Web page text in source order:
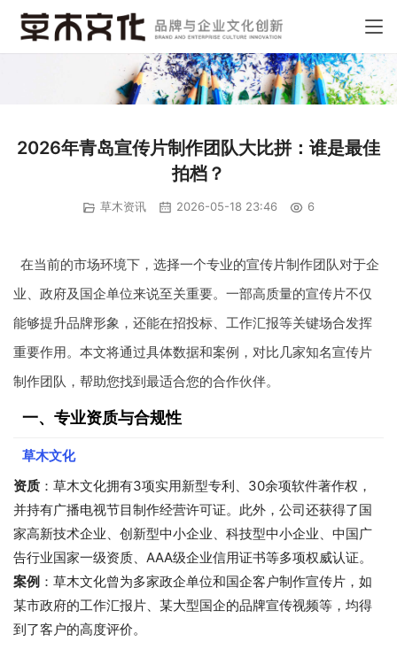
2026年青岛宣传片制作团队大比拼：谁是最佳
拍档？
草木资讯 2026-05-18 23:46 6
在当前的市场环境下，选择一个专业的宣传片制作团队对于企
业、政府及国企单位来说至关重要。一部高质量的宣传片不仅
能够提升品牌形象，还能在招投标、工作汇报等关键场合发挥
重要作用。本文将通过具体数据和案例，对比几家知名宣传片
制作团队，帮助您找到最适合您的合作伙伴。
一、专业资质与合规性
草木文化
资质 ：草木文化拥有3项实用新型专利、30余项软件著作权，
并持有广播电视节目制作经营许可证。此外，公司还获得了国
家高新技术企业、创新型中小企业、科技型中小企业、中国广
告行业国家一级资质、AAA级企业信用证书等多项权威认证。
案例 ：草木文化曾为多家政企单位和国企客户制作宣传片，如
某市政府的工作汇报片、某大型国企的品牌宣传视频等，均得
到了客户的高度评价。